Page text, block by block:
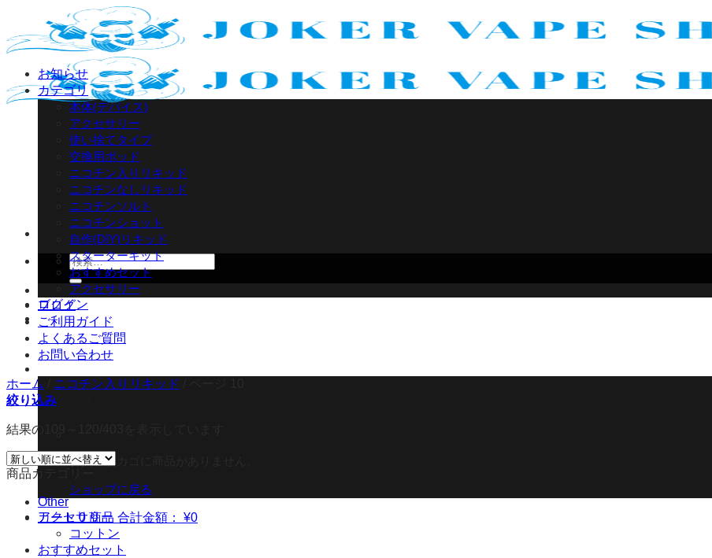
content
検
索
対
象:
ログイン
お買い物カゴに商品がありません。
ショップに戻る
カート0 商品 合計金額： ¥0
お知らせ
カテゴリ
本体(デバイス)
アクセサリー
使い捨てタイプ
交換用ポッド
ニコチン入りリキッド
ニコチンなしリキッド
ニコチンソルト
ニコチンショット
自作(DIY)リキッド
スターターキット
おすすめセット
アクセサリー
ブログ
ご利用ガイド
よくあるご質問
お問い合わせ
ホーム ニコチン入りリキッド
絞り込み
結果の109～120/403を表示しています
商品カテゴリー
Other
アクセサリー
コットン
おすすめセット